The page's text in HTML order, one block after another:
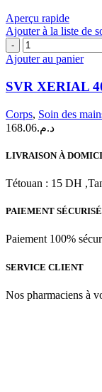
ml
Aperçu rapide
Ajouter à la liste de
quantité
de
XERIAL
40
|
10ml
Ajouter au panier
SVR XERIAL
Corps, Soin des
د.م.168.06
LIVRAISON À
Tétouan : 15 DH
PAIEMENT SÉCURISÉ
Paiement 100%
SERVICE CLIENT
Nos pharmaciens à